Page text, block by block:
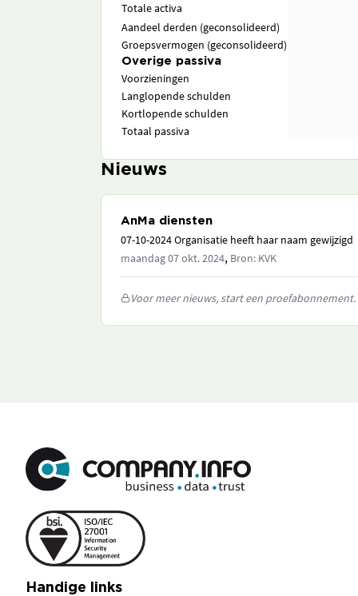
Totale activa
Aandeel derden (geconsolideerd)
Groepsvermogen (geconsolideerd)
Overige passiva
Voorzieningen
Langlopende schulden
Kortlopende schulden
Totaal passiva
Nieuws
AnMa diensten
07-10-2024 Organisatie heeft haar naam gewijzigd
maandag 07 okt. 2024, Bron: KVK
Voor meer nieuws, start een proefabonnement.
Handige links